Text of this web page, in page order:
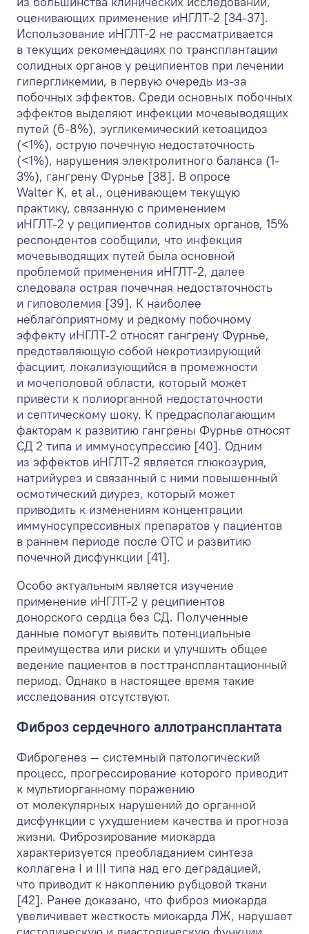
оценивающих применение иНГЛТ-2 [34-37].
Использование иНГЛТ-2 не рассматривается
в текущих рекомендациях по трансплантации
солидных органов у реципиентов при лечении
гипергликемии, в первую очередь из-за
побочных эффектов. Среди основных побочных
эффектов выделяют инфекции мочевыводящих
путей (6-8%), эугликемический кетоацидоз
(<1%), острую почечную недостаточность
(<1%), нарушения электролитного баланса (1-
3%), гангрену Фурнье [38]. В опросе
Walter K, et al., оценивающем текущую
практику, связанную с применением
иНГЛТ-2 у реципиентов солидных органов, 15%
респондентов сообщили, что инфекция
мочевыводящих путей была основной
проблемой применения иНГЛТ-2, далее
следовала острая почечная недостаточность
и гиповолемия [39]. К наиболее
неблагоприятному и редкому побочному
эффекту иНГЛТ-2 относят гангрену Фурнье,
представляющую собой некротизирующий
фасциит, локализующийся в промежности
и мочеполовой области, который может
привести к полиорганной недостаточности
и септическому шоку. К предрасполагающим
факторам к развитию гангрены Фурнье относят
СД 2 типа и иммуносупрессию [40]. Одним
из эффектов иНГЛТ-2 является глюкозурия,
натрийурез и связанный с ними повышенный
осмотический диурез, который может
приводить к изменениям концентрации
иммуносупрессивных препаратов у пациентов
в раннем периоде после ОТС и развитию
почечной дисфункции [41].
Особо актуальным является изучение
применение иНГЛТ-2 у реципиентов
донорского сердца без СД. Полученные
данные помогут выявить потенциальные
преимущества или риски и улучшить общее
ведение пациентов в посттрансплантационный
период. Однако в настоящее время такие
исследования отсутствуют.
Фиброз сердечного аллотрансплантата
Фиброгенез — системный патологический
процесс, прогрессирование которого приводит
к мультиорганному поражению
от молекулярных нарушений до органной
дисфункции с ухудшением качества и прогноза
жизни. Фиброзирование миокарда
характеризуется преобладанием синтеза
коллагена I и III типа над его деградацией,
что приводит к накоплению рубцовой ткани
[42]. Ранее доказано, что фиброз миокарда
увеличивает жесткость миокарда ЛЖ, нарушает